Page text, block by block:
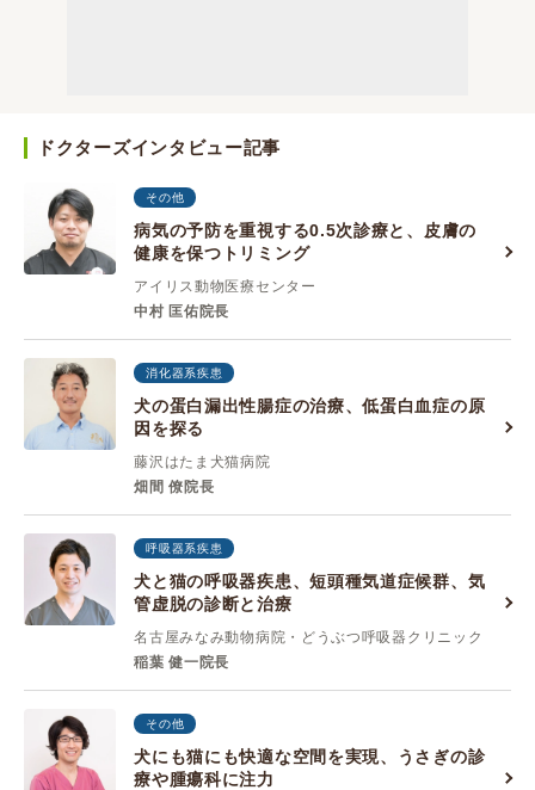
ドクターズインタビュー記事
その他
病気の予防を重視する0.5次診療と、皮膚の
健康を保つトリミング
アイリス動物医療センター
中村 匡佑院長
消化器系疾患
犬の蛋白漏出性腸症の治療、低蛋白血症の原
因を探る
藤沢はたま犬猫病院
畑間 僚院長
呼吸器系疾患
犬と猫の呼吸器疾患、短頭種気道症候群、気
管虚脱の診断と治療
名古屋みなみ動物病院・どうぶつ呼吸器クリニック
稲葉 健一院長
その他
犬にも猫にも快適な空間を実現、うさぎの診
療や腫瘍科に注力